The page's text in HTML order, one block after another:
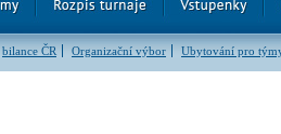
bilance ČR Organizační výbor Ubytování pro